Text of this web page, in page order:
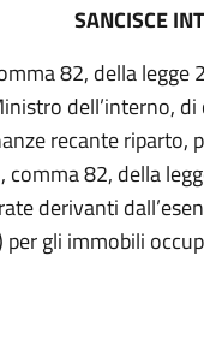
SANCISCE
82, della legge
dell’interno,
recanteriparto,
comma 82, della
derivanti
gli immobili